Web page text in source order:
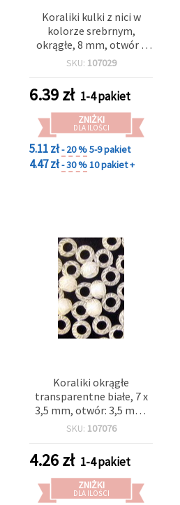
Koraliki kulki z nici w
kolorze srebrnym,
okrągłe, 8 mm, otwór 2
mm, kolor czerwony,
g (~180 szt.)
SKU: 107029
6.39zł 1-4 pakiet
ZNIŻKI
DLA ILOŚCI
5.11 zł- 20 %5-9 pakiet
4.47 zł- 30 %10 pakiet +
Koraliki okrągłe
transparentne białe, 7 x
3,5 mm, otwór: 3,5 mm,
20 g (~207 szt.)
SKU: 107076
4.26zł 1-4 pakiet
ZNIŻKI
DLA ILOŚCI